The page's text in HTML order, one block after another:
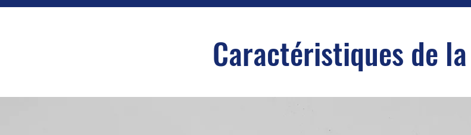
Caractéristiques de